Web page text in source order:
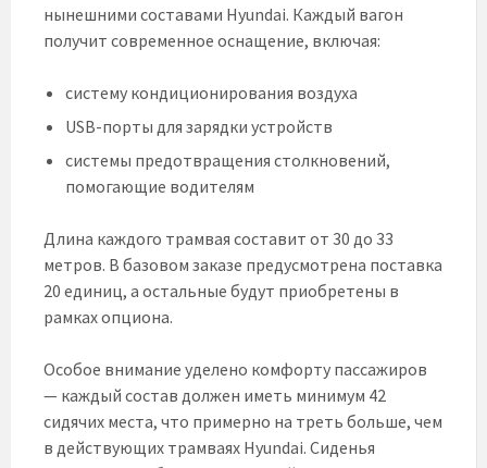
нынешними составами Hyundai. Каждый вагон
получит современное оснащение, включая:
систему кондиционирования воздуха
USB-порты для зарядки устройств
системы предотвращения столкновений,
помогающие водителям
Длина каждого трамвая составит от 30 до 33
метров. В базовом заказе предусмотрена поставка
20 единиц, а остальные будут приобретены в
рамках опциона.
Особое внимание уделено комфорту пассажиров
— каждый состав должен иметь минимум 42
сидячих места, что примерно на треть больше, чем
в действующих трамваях Hyundai. Сиденья